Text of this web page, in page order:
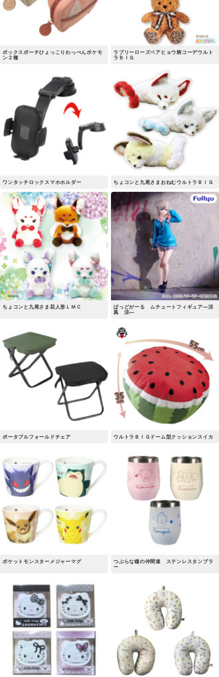
ボックスポーチひょっこりわっぺんポケモ
ン２種
ラブリーローズベアヒョウ柄コーデウルト
ラＢＩＧ
ワンタッチロックスマホホルダー ちょコンと九尾さまおねむウルトラＢＩＧ
ちょコンと九尾さま花人形ＬＭＣ
ばっどがーる ムチュートフィギュア―涼
風 涼―
ポータブルフォールドチェア ウルトラＢＩＧドーム型クッションスイカ
ポケットモンスターメジャーマグ
つぶらな瞳の仲間達 ステンレスタンブラ
ー